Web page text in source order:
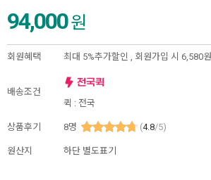
94,000원
회원혜택 최대 5%추가할인 , 회원가입 시 6,580
배송조건
퀵 : 전국
상품후기 8명 (4.8/5)
원산지 하단 별도표기